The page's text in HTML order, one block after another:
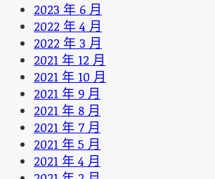
2023 年 6 月
2022 年 4 月
2022 年 3 月
2021 年 12 月
2021 年 10 月
2021 年 9 月
2021 年 8 月
2021 年 7 月
2021 年 5 月
2021 年 4 月